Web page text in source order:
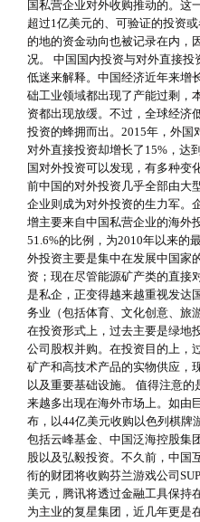
国私营企业对外收购推动的。这
超过1亿美元的、可验证的投资
的地的资金动向也被记录在内，
况。 中国国内投资与对外直接
低迷来解释。中国经济近年来增
础工业领域都出现了产能过剩，
资都出现放缓。不过，全球经济
投资的蜂拥而出。2015年，外国
对外直接投资却增长了15%，达
国对外投资可以发现，有多种变
前中国的对外投资几乎全部由大
企业则成为对外投资的生力军。
增主要来自中国私营企业的海外
51.6%的比例，为2010年以来的
外投资主要是集中在发展中国家
资；现在尽管能源矿产类的直接
是私企，正变得越来越重视发达
务业（包括体育、文化创意、旅
在投资形式上，过去主要是绿地
公司股权并购。在投资目的上，
矿产和高技术产品的实物供应，
以及重要基础设施。 值得注意
来越多出现在海外市场上。如由
布，以44亿美元收购以色列棋牌
包括云峰基金、中国泛海控股集
股以及弘毅投资。不久前，中国
衔的财团将收购芬兰游戏公司
美元，腾讯将透过金融工具保持
为主业的复星集团，近几年更是